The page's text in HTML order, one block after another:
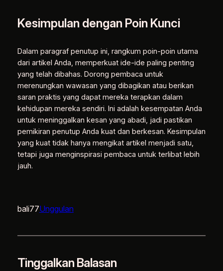
Kesimpulan dengan Poin Kunci
Dalam paragraf penutup ini, rangkum poin-poin utama
dari artikel Anda, memperkuat ide-ide paling penting
yang telah dibahas. Dorong pembaca untuk
merenungkan wawasan yang dibagikan atau berikan
saran praktis yang dapat mereka terapkan dalam
kehidupan mereka sendiri. Ini adalah kesempatan Anda
untuk meninggalkan kesan yang abadi, jadi pastikan
pemikiran penutup Anda kuat dan berkesan. Kesimpulan
yang kuat tidak hanya mengikat artikel menjadi satu,
tetapi juga menginspirasi pembaca untuk terlibat lebih
jauh.
bali77Unggulan
Tinggalkan Balasan